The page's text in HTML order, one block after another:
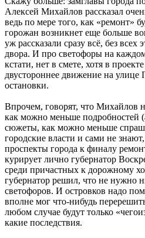
Алексей Михайлов рассказал
ведь по мере того, как «ремонт»
горожан возникнет еще больше
уж рассказали сразу всё, без всех
двора. И про светофоры на
кстати, нет в смете, хотя в
двустороннее движение на
остановки.
Впрочем, говорят, что Михайлов
как можно меньше подробностей
сюжеты, как можно меньше
городские власти и сами не
проспекты города к финалу
курирует лично губернатор
среди причастных к дорожному
губернатор решил, что не нужно
светофоров. И островков надо
вполне мог что-нибудь
любом случае будут только
какие последствия.